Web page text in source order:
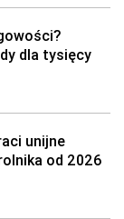
dla tysięcy
unijne
od 2026